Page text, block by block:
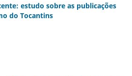
estudo sobre as publicações
do Tocantins